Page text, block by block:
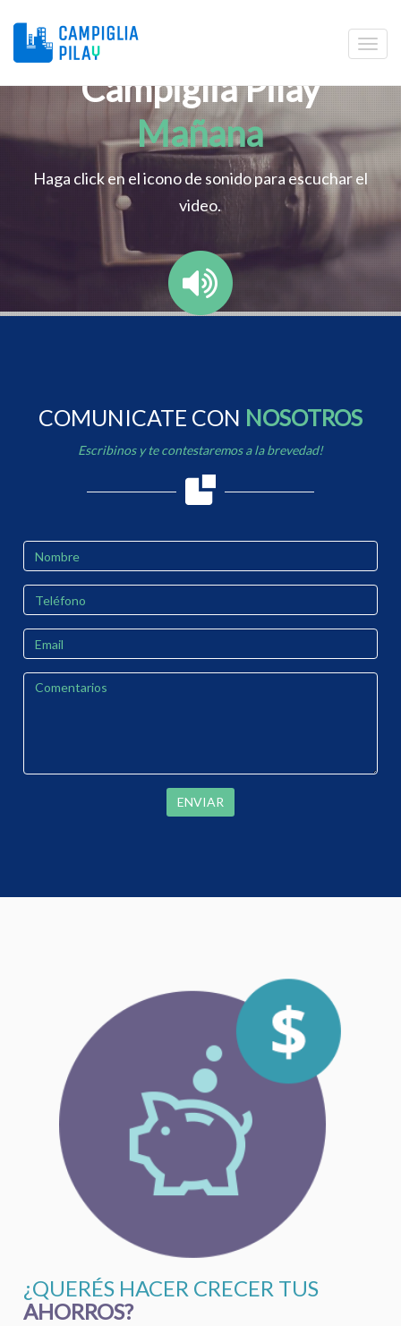
Campiglia Pilay
Mañana
Haga click en el icono de sonido para escuchar el
video.
COMUNICATE CON NOSOTROS
Escribinos y te contestaremos a la brevedad!
ENVIAR
¿QUERÉS HACER CRECER TUS
AHORROS?